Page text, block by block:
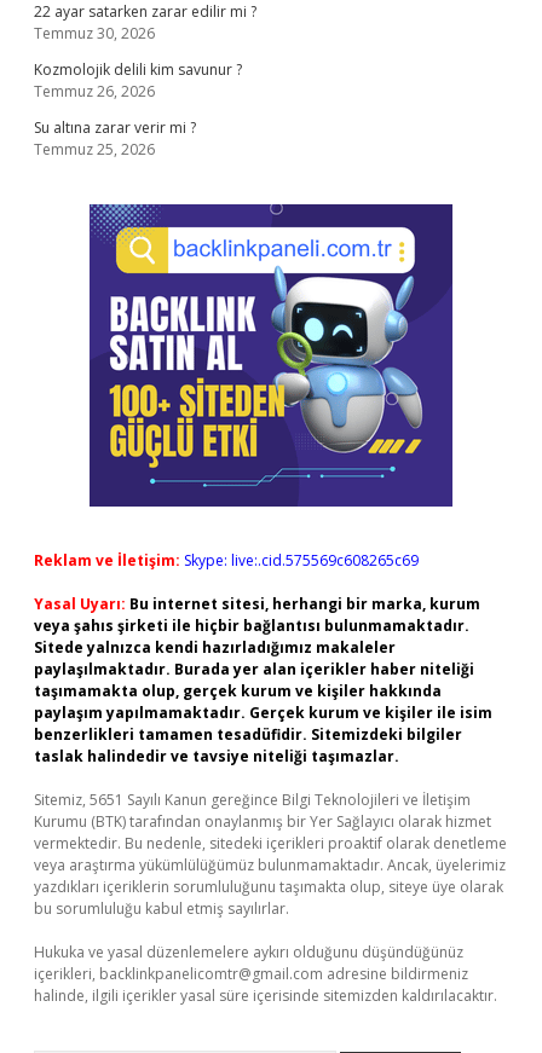
22 ayar satarken zarar edilir mi ?
Temmuz 30, 2026
Kozmolojik delili kim savunur ?
Temmuz 26, 2026
Su altına zarar verir mi ?
Temmuz 25, 2026
Reklam ve İletişim: Skype: live:.cid.575569c608265c69
Yasal Uyarı: Bu internet sitesi, herhangi bir marka, kurum
veya şahıs şirketi ile hiçbir bağlantısı bulunmamaktadır.
Sitede yalnızca kendi hazırladığımız makaleler
paylaşılmaktadır. Burada yer alan içerikler haber niteliği
taşımamakta olup, gerçek kurum ve kişiler hakkında
paylaşım yapılmamaktadır. Gerçek kurum ve kişiler ile isim
benzerlikleri tamamen tesadüfidir. Sitemizdeki bilgiler
taslak halindedir ve tavsiye niteliği taşımazlar.
Sitemiz, 5651 Sayılı Kanun gereğince Bilgi Teknolojileri ve İletişim
Kurumu (BTK) tarafından onaylanmış bir Yer Sağlayıcı olarak hizmet
vermektedir. Bu nedenle, sitedeki içerikleri proaktif olarak denetleme
veya araştırma yükümlülüğümüz bulunmamaktadır. Ancak, üyelerimiz
yazdıkları içeriklerin sorumluluğunu taşımakta olup, siteye üye olarak
bu sorumluluğu kabul etmiş sayılırlar.
Hukuka ve yasal düzenlemelere aykırı olduğunu düşündüğünüz
içerikleri, backlinkpanelicomtr@gmail.com adresine bildirmeniz
halinde, ilgili içerikler yasal süre içerisinde sitemizden kaldırılacaktır.